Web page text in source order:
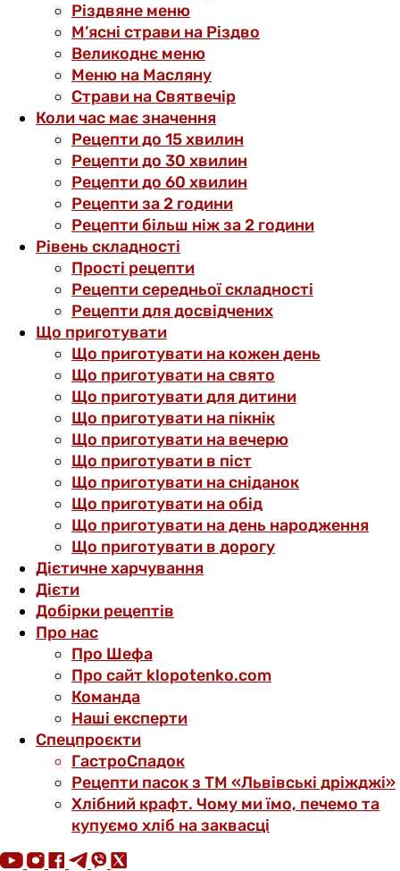
Різдвяне меню
М’ясні страви на Різдво
Великоднє меню
Меню на Масляну
Страви на Святвечір
Коли час має значення
Рецепти до 15 хвилин
Рецепти до 30 хвилин
Рецепти до 60 хвилин
Рецепти за 2 години
Рецепти більш ніж за 2 години
Рівень складності
Прості рецепти
Рецепти середньої складності
Рецепти для досвідчених
Що приготувати
Що приготувати на кожен день
Що приготувати на свято
Що приготувати для дитини
Що приготувати на пікнік
Що приготувати на вечерю
Що приготувати в піст
Що приготувати на сніданок
Що приготувати на обід
Що приготувати на день народження
Що приготувати в дорогу
Дієтичне харчування
Дієти
Добірки рецептів
Про нас
Про Шефа
Про сайт klopotenko.com
Команда
Наші експерти
Спецпроєкти
ГастроСпадок
Рецепти пасок з ТМ «Львівські дріжджі»
Хлібний крафт. Чому ми їмо, печемо та
купуємо хліб на заквасці